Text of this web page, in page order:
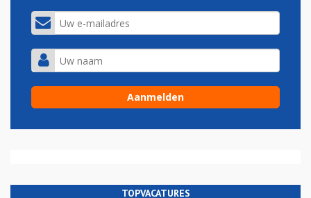
TOPVACATURES